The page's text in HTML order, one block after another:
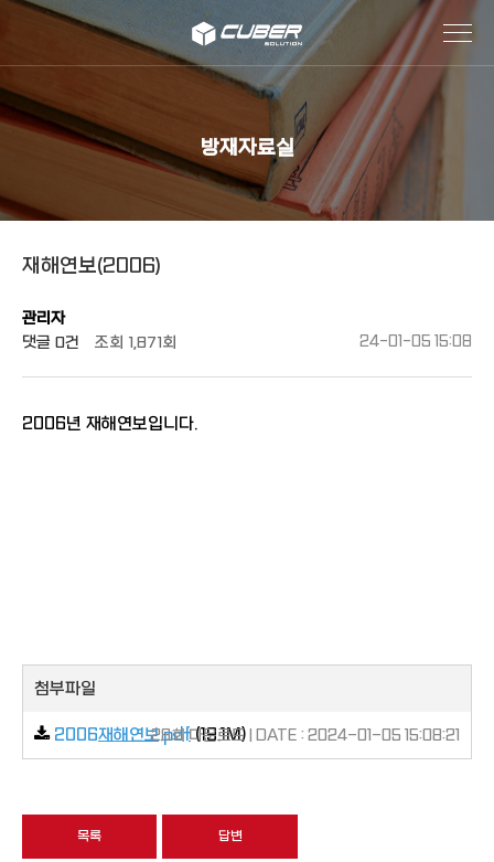
방재자료실
재해연보(2006)
관리자
댓글 0건 조회 1,871회 24-01-05 15:08
2006년 재해연보입니다.
첨부파일
2006재해연보.pdf(19.1M)
28회 다운로드 | DATE : 2024-01-05 15:08:21
목록 답변